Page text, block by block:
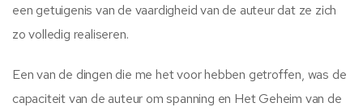
een getuigenis van de vaardigheid van de auteur dat ze zich
zo volledig realiseren.
Een van de dingen die me het voor hebben getroffen, was de
capaciteit van de auteur om spanning en Het Geheim van de